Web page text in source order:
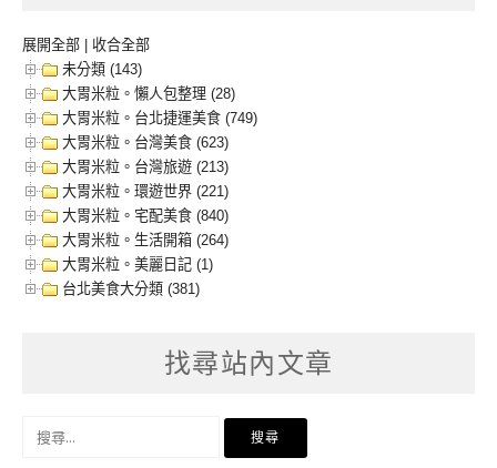
展開全部
收合全部
未分類 (143)
大胃米粒。懶人包整理 (28)
大胃米粒。台北捷運美食 (749)
大胃米粒。台灣美食 (623)
大胃米粒。台灣旅遊 (213)
大胃米粒。環遊世界 (221)
大胃米粒。宅配美食 (840)
大胃米粒。生活開箱 (264)
大胃米粒。美麗日記 (1)
台北美食大分類 (381)
找尋站內文章